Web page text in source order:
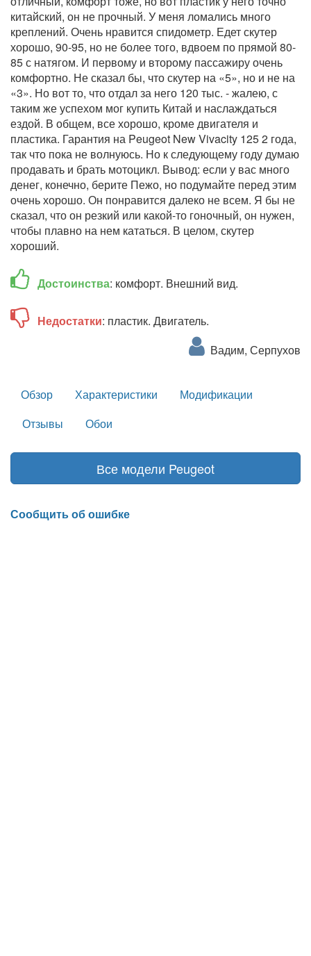
китайский, он не прочный. У меня ломались много
креплений. Очень нравится спидометр. Едет скутер
хорошо, 90-95, но не более того, вдвоем по прямой 80-
85 с натягом. И первому и второму пассажиру очень
комфортно. Не сказал бы, что скутер на «5», но и не на
«3». Но вот то, что отдал за него 120 тыс. - жалею, с
таким же успехом мог купить Китай и наслаждаться
ездой. В общем, все хорошо, кроме двигателя и
пластика. Гарантия на Peugeot New Vivacity 125 2 года,
так что пока не волнуюсь. Но к следующему году думаю
продавать и брать мотоцикл. Вывод: если у вас много
денег, конечно, берите Пежо, но подумайте перед этим
очень хорошо. Он понравится далеко не всем. Я бы не
сказал, что он резкий или какой-то гоночный, он нужен,
чтобы плавно на нем кататься. В целом, скутер
хороший.
Достоинства: комфорт. Внешний вид.
Недостатки: пластик. Двигатель.
Вадим, Серпухов
Обзор Характеристики
Модификации
Отзывы
Обои
Все модели Peugeot
Сообщить об ошибке